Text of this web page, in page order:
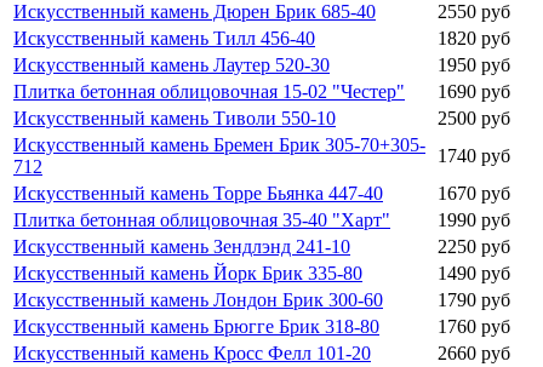
Искусственный камень Дюрен Брик 685-40
2550 руб
Искусственный камень Тилл 456-40
1820 руб
Искусственный камень Лаутер 520-30
1950 руб
Плитка бетонная облицовочная 15-02 "Честер"
1690 руб
Искусственный камень Тиволи 550-10
2500 руб
Искусственный камень Бремен Брик 305-70+305-
712
1740 руб
Искусственный камень Торре Бьянка 447-40
1670 руб
Плитка бетонная облицовочная 35-40 "Харт"
1990 руб
Искусственный камень Зендлэнд 241-10
2250 руб
Искусственный камень Йорк Брик 335-80
1490 руб
Искусственный камень Лондон Брик 300-60
1790 руб
Искусственный камень Брюгге Брик 318-80
1760 руб
Искусственный камень Кросс Фелл 101-20
2660 руб